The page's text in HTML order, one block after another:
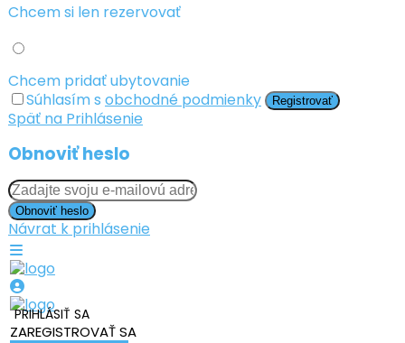
Chcem si len rezervovať
Chcem pridať ubytovanie
Súhlasím s obchodné podmienky Registrovať
Späť na Prihlásenie
Obnoviť heslo
Obnoviť heslo
Návrat k prihlásenie
PRIHLÁSIŤ SA
ZAREGISTROVAŤ SA